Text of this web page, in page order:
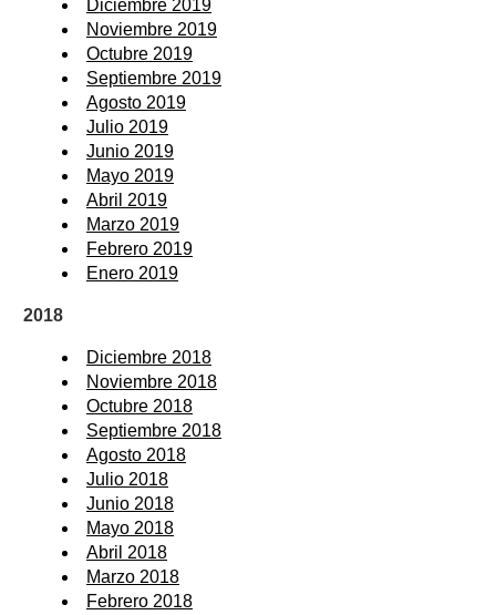
Diciembre 2019
Noviembre 2019
Octubre 2019
Septiembre 2019
Agosto 2019
Julio 2019
Junio 2019
Mayo 2019
Abril 2019
Marzo 2019
Febrero 2019
Enero 2019
2018
Diciembre 2018
Noviembre 2018
Octubre 2018
Septiembre 2018
Agosto 2018
Julio 2018
Junio 2018
Mayo 2018
Abril 2018
Marzo 2018
Febrero 2018